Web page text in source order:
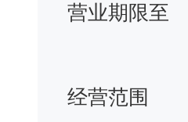
营业期限至
经营范围